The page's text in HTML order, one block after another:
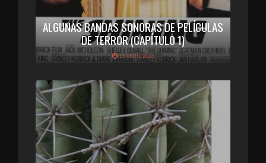
ALGUNAS BANDAS SONORAS DE PELÍCULAS
DE TERROR (CAPÍTULO 1)
15 ABRIL 2026